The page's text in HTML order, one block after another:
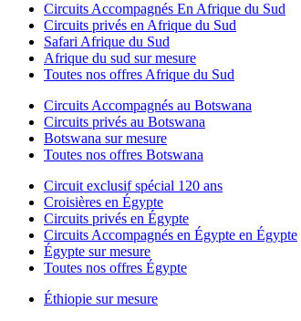
Circuits Accompagnés En Afrique du Sud
Circuits privés en Afrique du Sud
Safari Afrique du Sud
Afrique du sud sur mesure
Toutes nos offres Afrique du Sud
Circuits Accompagnés au Botswana
Circuits privés au Botswana
Botswana sur mesure
Toutes nos offres Botswana
Circuit exclusif spécial 120 ans
Croisières en Égypte
Circuits privés en Égypte
Circuits Accompagnés en Égypte en Égypte
Égypte sur mesure
Toutes nos offres Égypte
Éthiopie sur mesure